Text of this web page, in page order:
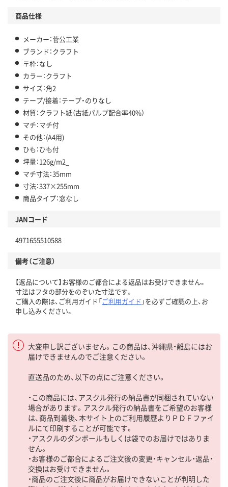
商品仕様
メーカー：菅公工業
ブランド：クラフト
〒枠：なし
カラー：クラフト
サイズ：角2
テープ/接着：テープ・のりなし
材質：クラフト紙（古紙パルプ配合率40%）
マチ：マチ付
その他：(A4用)
ひも：ひも付
坪量：126g/m2_
マチ寸法：35mm
寸法：337×255mm
商品タイプ：窓なし
JANコード
4971655510588
備考（ご注意）
【返品について】お客様のご都合による返品はお受けできません。
寸法はフタの部分をのぞいた寸法です。
ご購入の際は、ご利用ガイド「ご利用ガイド 」を必ずご確認の上、お
申し込みください。
大変申し訳ございません。この商品は、沖縄県・離島にはお
届けできませんのでご注意ください。
直送品のため、以下の点にご注意ください。
・この商品には、アスクル発行の納品書が同梱されていない
場合があります。アスクル発行の納品書をご希望のお客様
は、商品到着後、本サイト上のご利用履歴よりＰＤＦファイ
ルにて印刷することが可能です。
・アスクルのダンボールもしくは袋でのお届けではありま
せん。
・お客様のご都合によるご注文後の変更・キャンセル・返品・
交換はお受けできません。
・商品のご注文後に商品がお届けできないことが判明した